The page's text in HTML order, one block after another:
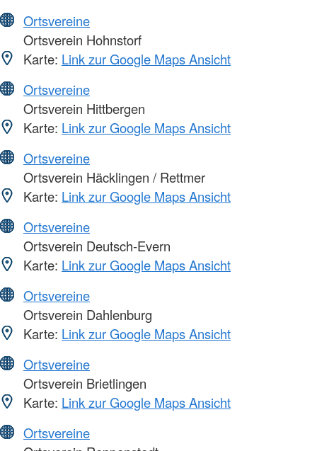
Ortsvereine
Ortsverein Hohnstorf
Karte: Link zur Google Maps Ansicht
Ortsvereine
Ortsverein Hittbergen
Karte: Link zur Google Maps Ansicht
Ortsvereine
Ortsverein Häcklingen / Rettmer
Karte: Link zur Google Maps Ansicht
Ortsvereine
Ortsverein Deutsch-Evern
Karte: Link zur Google Maps Ansicht
Ortsvereine
Ortsverein Dahlenburg
Karte: Link zur Google Maps Ansicht
Ortsvereine
Ortsverein Brietlingen
Karte: Link zur Google Maps Ansicht
Ortsvereine